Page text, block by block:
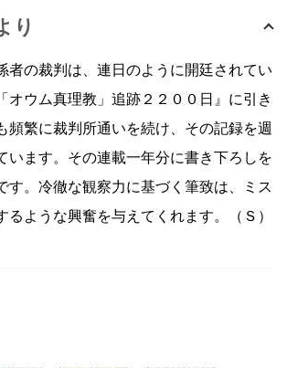
り
者の裁判は、連日のように開廷されてい
オウム真理教」追跡２２００日』に引き
頻繁に裁判所通いを続け、その記録を週
います。その連載一年分に書き下ろしを
す。冷徹な観察力に基づく筆致は、ミス
るような興奮を与えてくれます。（Ｓ）